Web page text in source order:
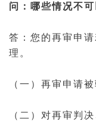
问：哪些情况不
答：您的再审申
理。
（一）再审申请
（二）对再审判